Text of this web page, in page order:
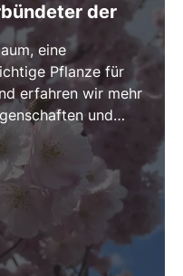
der
eine
Pflanze für
erfahren wir mehr
und
für die